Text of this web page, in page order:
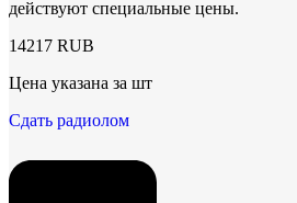
действуют специальные цены.
14217 RUB
Цена указана за шт
Сдать радиолом